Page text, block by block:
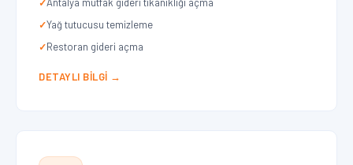
Yağ tutucusu temizleme
Restoran gideri açma
DETAYLI BILGI →